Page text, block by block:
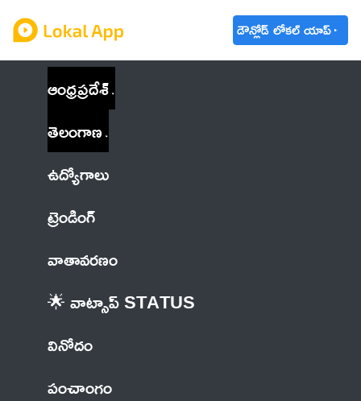
డౌన్లోడ్ లోకల్ యాప్
ఆంధ్రప్రదేశ్
తెలంగాణ
ఉద్యోగాలు
ట్రెండింగ్
వాతావరణం
🌟 వాట్సాప్ STATUS
వినోదం
పంచాంగం